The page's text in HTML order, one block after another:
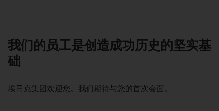
我们的员工是创造成功历史的坚实基
础
埃马克集团欢迎您。我们期待与您的首次会面。